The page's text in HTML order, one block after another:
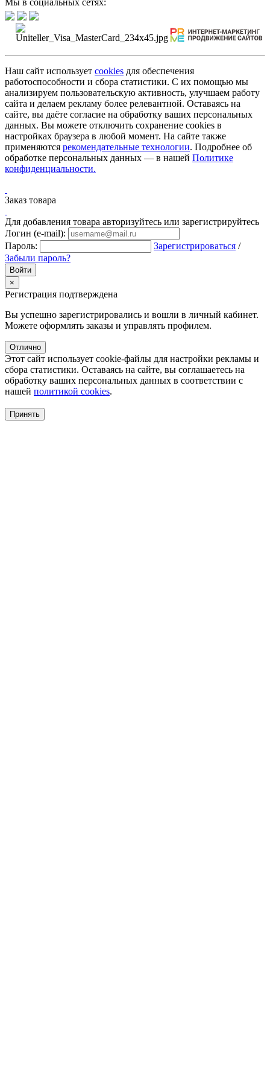
Наш сайт использует cookies для обеспечения
работоспособности и сбора статистики. С их помощью мы
анализируем пользовательскую активность, улучшаем работу
сайта и делаем рекламу более релевантной. Оставаясь на
сайте, вы даёте согласие на обработку ваших персональных
данных. Вы можете отключить сохранение cookies в
настройках браузера в любой момент. На сайте также
применяются рекомендательные технологии. Подробнее об
обработке персональных данных — в нашей Политике
конфиденциальности.
Заказ товара
Для добавления товара авторизуйтесь или зарегистрируйтесь
Логин (e-mail):
Пароль:
Зарегистрироваться /
Забыли пароль?
×
Регистрация подтверждена
Вы успешно зарегистрировались и вошли в личный кабинет.
Можете оформлять заказы и управлять профилем.
Отлично
Этот сайт использует cookie-файлы для настройки рекламы и
сбора статистики. Оставаясь на сайте, вы соглашаетесь на
обработку ваших персональных данных в соответствии с
нашей политикой cookies.
Принять